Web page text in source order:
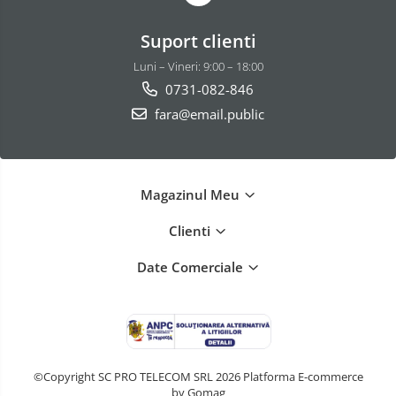
Suport clienti
Luni – Vineri: 9:00 – 18:00
0731-082-846
fara@email.public
Magazinul Meu
Clienti
Date Comerciale
©Copyright SC PRO TELECOM SRL 2026 Platforma E-commerce
by Gomag